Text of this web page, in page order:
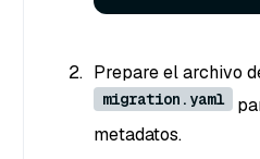
Prepare el archivo
migration.yaml
metadatos.